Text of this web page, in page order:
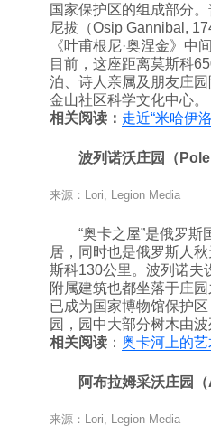
国家保护区的组成部分
尼拔（Osip Gannibal,
《叶甫根尼·奥涅金》中
目前，这座距离莫斯科
泊、诗人亲属及朋友庄
金山社区科学文化中心。
相关阅读： 走近“米哈伊
波列诺沃庄园（
来源：Lori, Legion Media
“奥卡之屋”是俄罗
居，同时也是俄罗斯人
斯科130公里。波列诺夫
附属建筑也都坐落于庄
已成为国家博物馆保护
园，园中大部分树木由波
相关阅读 ： 奥卡河上的艺
阿布拉姆采沃庄园
来源：Lori, Legion Media